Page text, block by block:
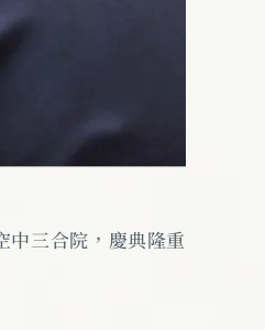
中三合院，慶典隆重